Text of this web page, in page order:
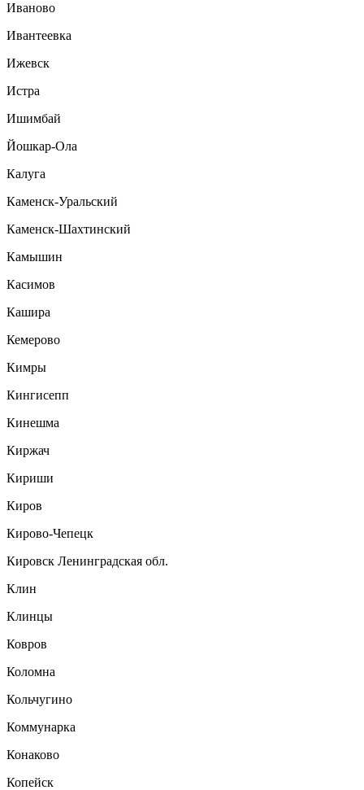
Иваново
Ивантеевка
Ижевск
Истра
Ишимбай
Йошкар-Ола
Калуга
Каменск-Уральский
Каменск-Шахтинский
Камышин
Касимов
Кашира
Кемерово
Кимры
Кингисепп
Кинешма
Киржач
Кириши
Киров
Кирово-Чепецк
Кировск Ленинградская обл.
Клин
Клинцы
Ковров
Коломна
Кольчугино
Коммунарка
Конаково
Копейск